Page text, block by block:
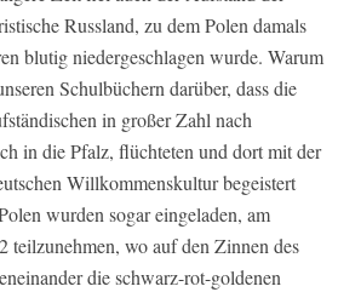
Russland, zu dem Polen damals
blutig niedergeschlagen wurde. Warum
Schulbüchern darüber, dass die
in großer Zahl nach
in die Pfalz, flüchteten und dort mit der
Willkommenskultur begeistert
wurden sogar eingeladen, am
teilzunehmen, wo auf den Zinnen des
die schwarz-rot-goldenen